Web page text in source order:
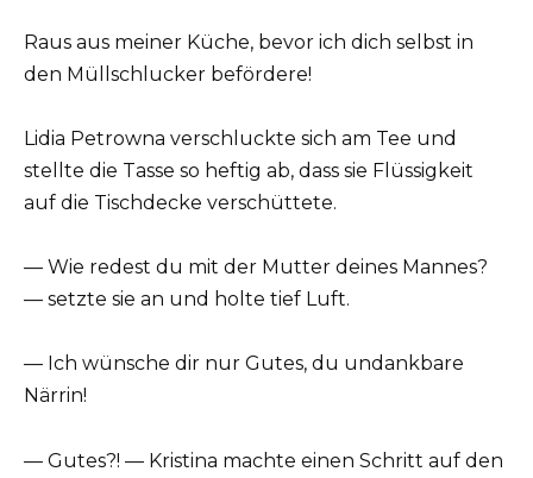
Raus aus meiner Küche, bevor ich dich selbst in
den Müllschlucker befördere!
Lidia Petrowna verschluckte sich am Tee und
stellte die Tasse so heftig ab, dass sie Flüssigkeit
auf die Tischdecke verschüttete.
— Wie redest du mit der Mutter deines Mannes?
— setzte sie an und holte tief Luft.
— Ich wünsche dir nur Gutes, du undankbare
Närrin!
— Gutes?! — Kristina machte einen Schritt auf den